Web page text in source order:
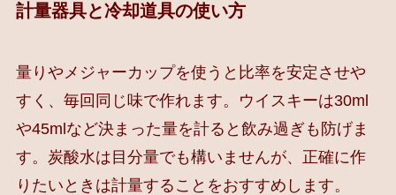
計量器具と冷却道具の使い方
量りやメジャーカップを使うと比率を安定させや
すく、毎回同じ味で作れます。ウイスキーは30ml
や45mlなど決まった量を計ると飲み過ぎも防げま
す。炭酸水は目分量でも構いませんが、正確に作
りたいときは計量することをおすすめします。